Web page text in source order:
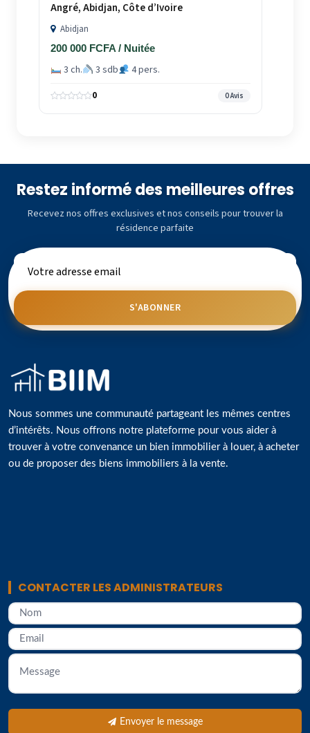
Angré, Abidjan, Côte d’Ivoire
Abidjan
200 000 FCFA / Nuitée
3 ch. 3 sdb 4 pers.
0 0 Avis
Restez informé des meilleures offres
Recevez nos offres exclusives et nos conseils pour trouver la
résidence parfaite
S'ABONNER
Nous sommes une communauté partageant les mêmes centres
d’intérêts. Nous offrons notre plateforme pour vous aider à
trouver à votre convenance un bien immobilier à louer, à acheter
ou de proposer des biens immobiliers à la vente.
CONTACTER LES ADMINISTRATEURS
Envoyer le message